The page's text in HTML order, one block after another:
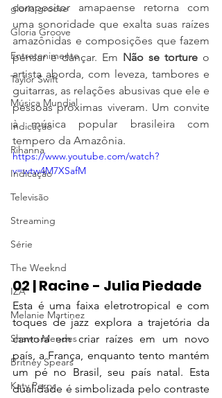
gloria groove
Gloria Groove
Entretenimento
Taylor Swift
Música Mundial
Indicação
Rihanna
Indicação
Televisão
Streaming
Série
The Weeknd
IZA
Melanie Martinez
Shawn Mendes
Britney Spears
Katy Perry
compositor amapaense retorna com
uma sonoridade que exalta suas raízes
amazônidas e composições que fazem
pensar e dançar. Em Não se torture o
artista aborda, com leveza, tambores e
guitarras, as relações abusivas que ele e
pessoas próximas viveram. Um convite
à música popular brasileira com
tempero da Amazônia.
https://www.youtube.com/watch?
v=wtw4M7XSafM
02 | Racine - Julia Piedade
Esta é uma faixa eletrotropical e com
toques de jazz explora a trajetória da
cantora em criar raízes em um novo
país, a França, enquanto tento mantém
um pé no Brasil, seu país natal. Esta
dualidade é simbolizada pelo contraste